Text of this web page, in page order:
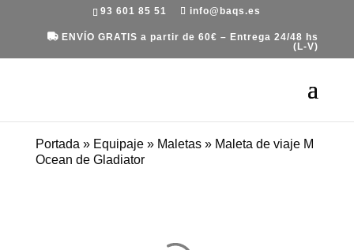
93 601 85 51 info@baqs.es
ENVÍO GRATIS a partir de 60€ – Entrega 24/48 hs
(L-V)
Portada » Equipaje» Maletas» Maleta de viaje M
Ocean de Gladiator